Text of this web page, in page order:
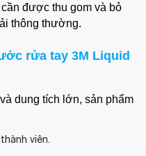
được thu gom và bỏ
thông thường.
rửa tay 3M Liquid
dung tích lớn, sản phẩm
viên.